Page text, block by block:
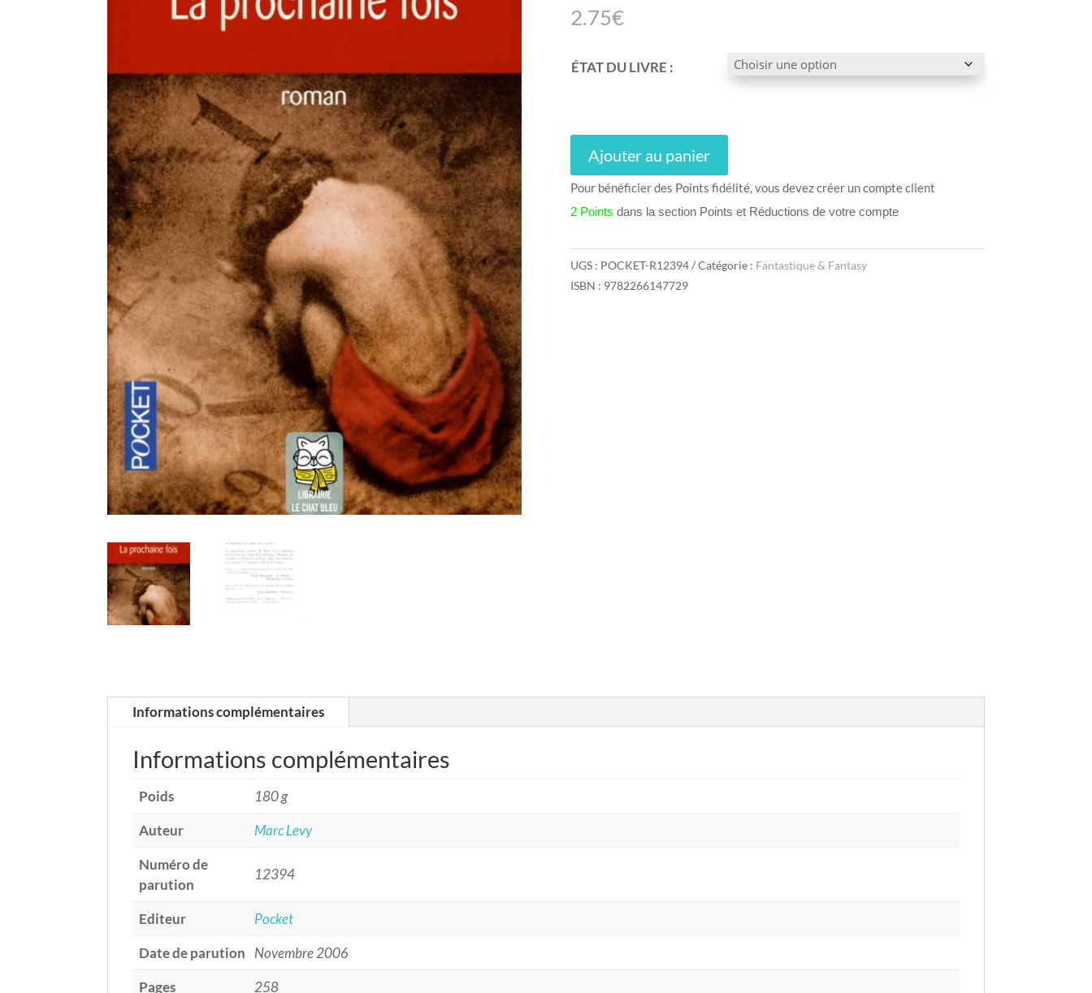
2.75€
ÉTAT DU LIVRE :
Ajouter au panier
Pour bénéficier des Points fidélité, vous devez créer un compte client
2 Points dans la section Points et Réductions de votre compte
UGS : POCKET-R12394 Catégorie : Fantastique & Fantasy
ISBN : 9782266147729
Informations complémentaires
Informations complémentaires
Poids
180 g
Auteur
Marc Levy
Numéro de
parution
12394
Editeur
Pocket
Date de parution
Novembre 2006
Pages
258